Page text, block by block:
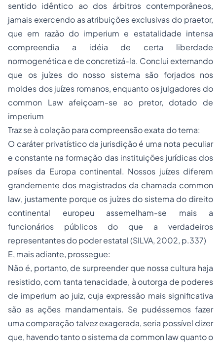
sentido idêntico ao dos árbitros contemporâneos,
jamais exercendo as atribuições exclusivas do praetor,
que em razão doimperium e estatalidade intensa
compreendia a idéia de certa liberdade
normogenética e de concretizá-la. Conclui externando
que os juízes do nosso sistema são forjados nos
moldes dos juízes romanos, enquanto os julgadores do
common Law afeiçoam-se ao pretor, dotado de
imperium
Traz se à colação para compreensão exata do tema:
O caráter privatístico da jurisdição é uma nota peculiar
e constante na formação das instituições jurídicas dos
países da Europa continental. Nossos juízes diferem
grandemente dos magistrados da chamada common
law, justamente porque os juízes do sistema do direito
continental europeu assemelham-se mais a
funcionários públicos do que a verdadeiros
representantes do poder estatal (SILVA, 2002, p.337)
E, mais adiante, prossegue:
Não é, portanto, de surpreender que nossa cultura haja
resistido, com tanta tenacidade, à outorga de poderes
de imperium ao juiz, cuja expressão mais significativa
são as ações mandamentais. Se pudéssemos fazer
uma comparação talvez exagerada, seria possível dizer
que, havendo tanto o sistema da common lawquanto o